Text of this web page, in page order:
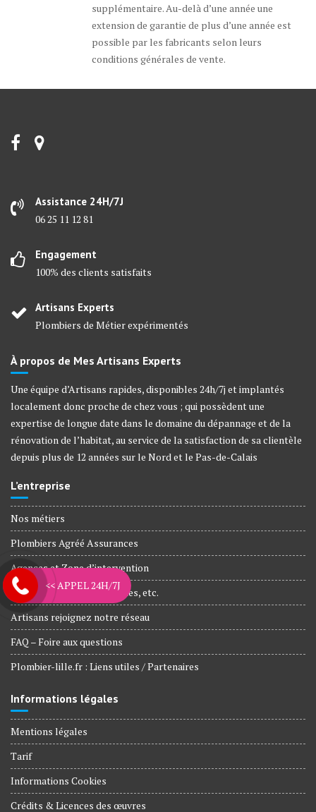
supplémentaire. Au-delà d’une année une
extension de garantie de plus d’une année est
possible par les fabricants selon leurs
conditions générales de vente.
Assistance 24H/7J
06 25 11 12 81
Engagement
100% des clients satisfaits
Artisans Experts
Plombiers de Métier expérimentés
À propos de Mes Artisans Experts
Une équipe d’Artisans rapides, disponibles 24h/7j et implantés
localement donc proche de chez vous ; qui possèdent une
expertise de longue date dans le domaine du dépannage et de la
rénovation de l’habitat, au service de la satisfaction de sa clientèle
depuis plus de 12 années sur le Nord et le Pas-de-Calais
L’entreprise
Nos métiers
Plombiers Agréé Assurances
Agences et Zone d’intervention
Nos engagements, Garanties, etc.
Artisans rejoignez notre réseau
FAQ – Foire aux questions
Plombier-lille.fr : Liens utiles / Partenaires
Informations légales
Mentions légales
Tarif
Informations Cookies
Crédits & Licences des œuvres
<< APPEL 24H/7J